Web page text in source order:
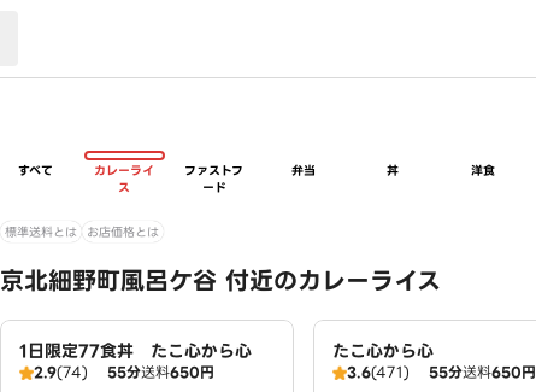
すべて
カレーライ
ス
ファストフ
ード
弁当 丼 洋食
標準送料とは お店価格とは
京北細野町風呂ケ谷 付近のカレーライス
1日限定77食丼 たこ心から心
2.9(74) 55分送料650円
たこ心から心
3.6(471) 55分送料650円